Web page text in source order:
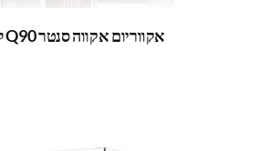
אקווריום אקווה סנטר Q90 לבן